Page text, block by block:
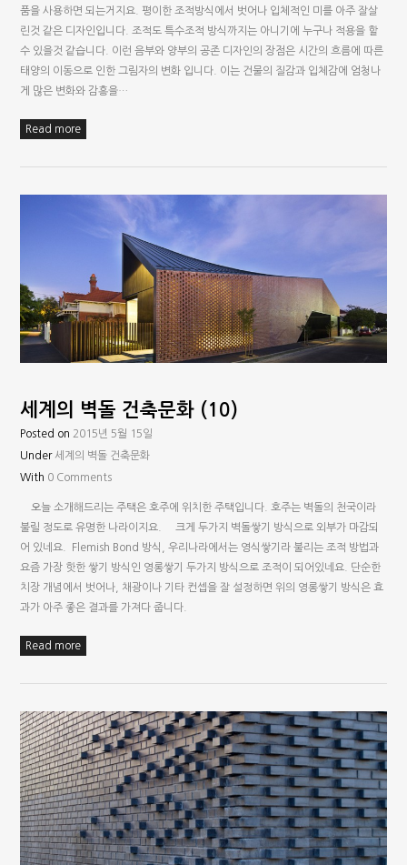
품을 사용하면 되는거지요. 평이한 조적방식에서 벗어나 입체적인 미를 아주 잘살
린것 같은 디자인입니다. 조적도 특수조적 방식까지는 아니기에 누구나 적용을 할
수 있을것 같습니다. 이런 음부와 양부의 공존 디자인의 장점은 시간의 흐름에 따른
태양의 이동으로 인한 그림자의 변화 입니다. 이는 건물의 질감과 입체감에 엄청나
게 많은 변화와 감흥을…
Read more
세계의 벽돌 건축문화 (10)
Posted on 2015년 5월 15일
Under 세계의 벽돌 건축문화
With 0 Comments
오늘 소개해드리는 주택은 호주에 위치한 주택입니다. 호주는 벽돌의 천국이라
불릴 정도로 유명한 나라이지요. 크게 두가지 벽돌쌓기 방식으로 외부가 마감되
어 있네요. Flemish Bond 방식, 우리나라에서는 영식쌓기라 불리는 조적 방법과
요즘 가장 핫한 쌓기 방식인 영롱쌓기 두가지 방식으로 조적이 되어있네요. 단순한
치장 개념에서 벗어나, 채광이나 기타 컨셉을 잘 설정하면 위의 영롱쌓기 방식은 효
과가 아주 좋은 결과를 가져다 줍니다.
Read more